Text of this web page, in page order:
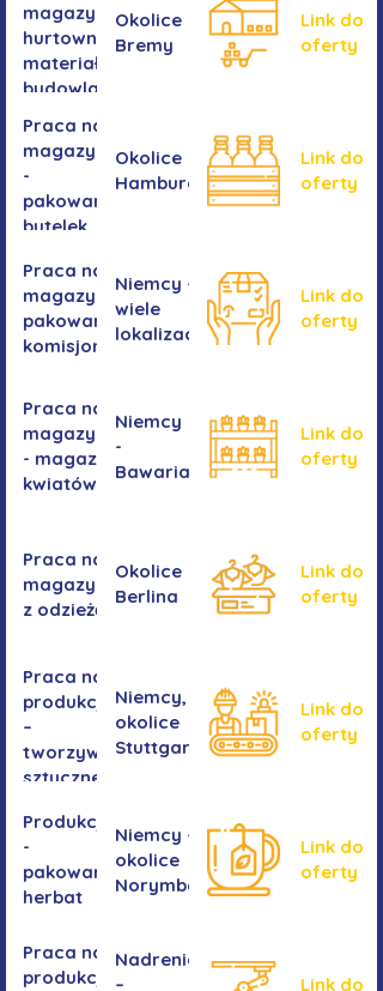
magazynie -
hurtownia
materiałów
budowlanych
Okolice
Bremy
Link do
oferty
Praca na
magazynie
-
pakowanie
butelek
Okolice
Hamburga
Link do
oferty
Praca na
magazynie /
pakowanie /
komisjonowanie
Niemcy -
wiele
lokalizacji
Link do
oferty
Praca na
magazynie
- magazyn
kwiatów
Niemcy
-
Bawaria
Link do
oferty
Praca na
magazynie
z odzieżą
Okolice
Berlina
Link do
oferty
Praca na
produkcji
–
tworzywa
sztuczne
Niemcy,
okolice
Stuttgartu
Link do
oferty
Produkcja
-
pakowanie
herbat
Niemcy -
okolice
Norymbergii
Link do
oferty
Praca na
produkcji -
Nadrenia
–
Link do